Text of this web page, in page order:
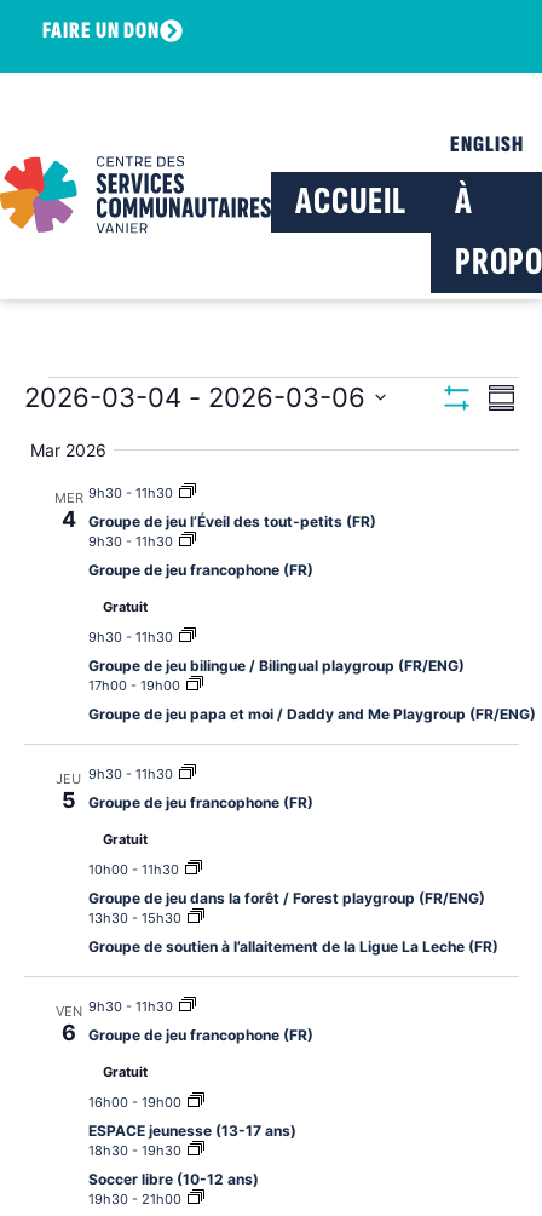
FAIRE UN DON
ENGLISH
ACCUEIL
À
parde
2026-03-04 - 2026-03-06
la
date
Mar 2026
MER
4
9h30- 11h30
Groupe de jeu l’Éveil des tout-petits (FR)
9h30- 11h30
Groupe de jeu francophone (FR)
Gratuit
9h30- 11h30
Groupe de jeu bilingue / Bilingual playgroup (FR/ENG)
17h00- 19h00
Groupe de jeu papa et moi / Daddy and Me Playgroup (FR/ENG)
JEU
5
9h30- 11h30
Groupe de jeu francophone (FR)
Gratuit
10h00- 11h30
Groupe de jeu dans la forêt / Forest playgroup (FR/ENG)
13h30- 15h30
Groupe de soutien à l’allaitement de la Ligue La Leche (FR)
VEN
6
9h30- 11h30
Groupe de jeu francophone (FR)
Gratuit
16h00- 19h00
ESPACE jeunesse (13-17 ans)
18h30- 19h30
Soccer libre (10-12 ans)
19h30- 21h00